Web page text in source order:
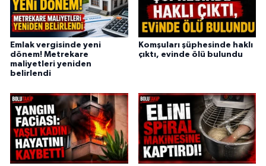
Emlak vergisinde yeni
dönem! Metrekare
maliyetleri yeniden
belirlendi
Komşuları şüphesinde haklı
çıktı, evinde ölü bulundu